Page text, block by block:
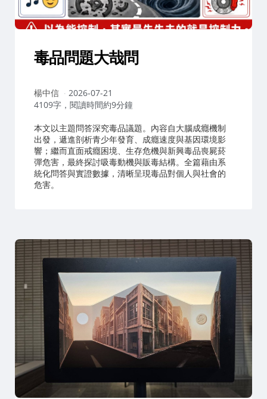
毒品問題大哉問
作
者：
楊中信
2026-07-21
4109字，閱讀時間約9分鐘
本文以主題問答深究毒品議題。內容自大腦成癮機制
出發，遞進剖析青少年發育、成癮速度與基因環境影
響；繼而直面戒癮困境、生存危機與新興毒品喪屍菸
彈危害，最終探討吸毒動機與販毒結構。全篇藉由系
統化問答與實證數據，清晰呈現毒品對個人與社會的
危害。